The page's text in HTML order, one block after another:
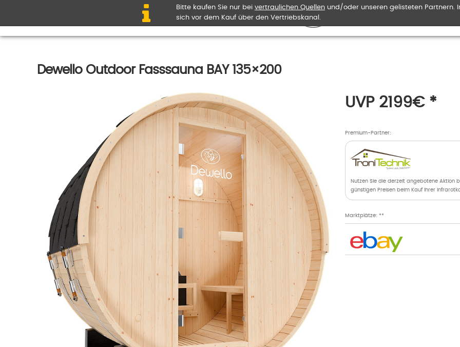
Bitte kaufen Sie nur bei vertraulichen Quellenund/oder unseren gelisteten Partnern.
sich vor dem Kauf über den Vertriebskanal.
Dewello Outdoor Fasssauna BAY 135×200
UVP 2199€*
Premium-Partner:
Nutzen Sie die derzeit angebotene Aktion
günstigen Preisen beim Kauf Ihrer
Marktplätze: **